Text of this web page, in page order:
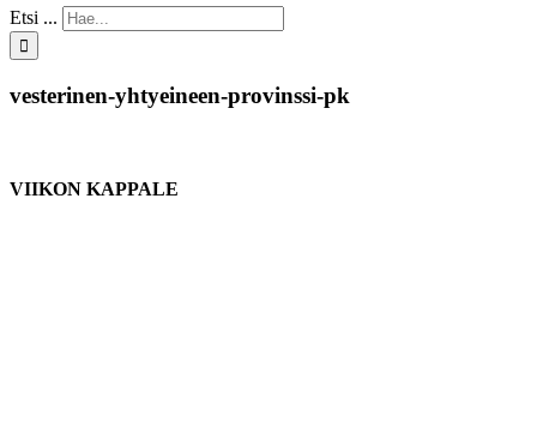
Etsi ...
vesterinen-yhtyeineen-provinssi-pk
VIIKON KAPPALE